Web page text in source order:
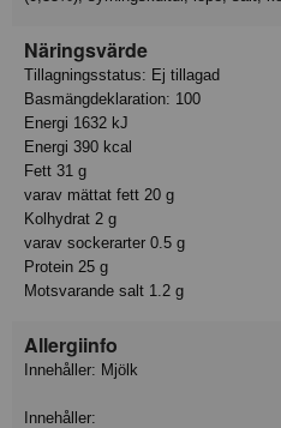
Näringsvärde
Tillagningsstatus: Ej tillagad
Basmängdeklaration: 100
Energi 1632 kJ
Energi 390 kcal
Fett 31 g
varav mättat fett 20 g
Kolhydrat 2 g
varav sockerarter 0.5 g
Protein 25 g
Motsvarande salt 1.2 g
Allergiinfo
Innehåller: Mjölk
Innehåller: